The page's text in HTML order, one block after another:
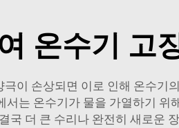
온수기 고
이 손상되면 이로 인해 온수
는 온수기가 물을 가열하기
국 더 큰 수리나 완전히 새로운